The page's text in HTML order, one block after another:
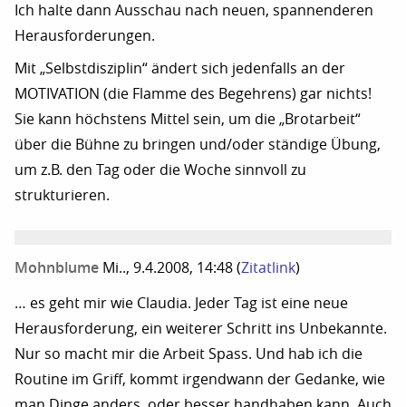
Ich halte dann Ausschau nach neuen, spannenderen
Herausforderungen.
Mit „Selbstdisziplin“ ändert sich jedenfalls an der
MOTIVATION (die Flamme des Begehrens) gar nichts!
Sie kann höchstens Mittel sein, um die „Brotarbeit“
über die Bühne zu bringen und/oder ständige Übung,
um z.B. den Tag oder die Woche sinnvoll zu
strukturieren.
Mohnblume Mi.., 9.4.2008, 14:48 (Zitatlink)
… es geht mir wie Claudia. Jeder Tag ist eine neue
Herausforderung, ein weiterer Schritt ins Unbekannte.
Nur so macht mir die Arbeit Spass. Und hab ich die
Routine im Griff, kommt irgendwann der Gedanke, wie